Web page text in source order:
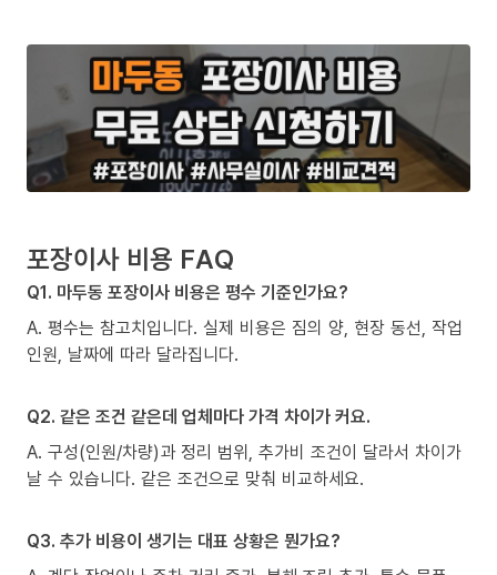
포장이사 비용 FAQ
Q1. 마두동 포장이사 비용은 평수 기준인가요?
A. 평수는 참고치입니다. 실제 비용은 짐의 양, 현장 동선, 작업
인원, 날짜에 따라 달라집니다.
Q2. 같은 조건 같은데 업체마다 가격 차이가 커요.
A. 구성(인원/차량)과 정리 범위, 추가비 조건이 달라서 차이가
날 수 있습니다. 같은 조건으로 맞춰 비교하세요.
Q3. 추가 비용이 생기는 대표 상황은 뭔가요?